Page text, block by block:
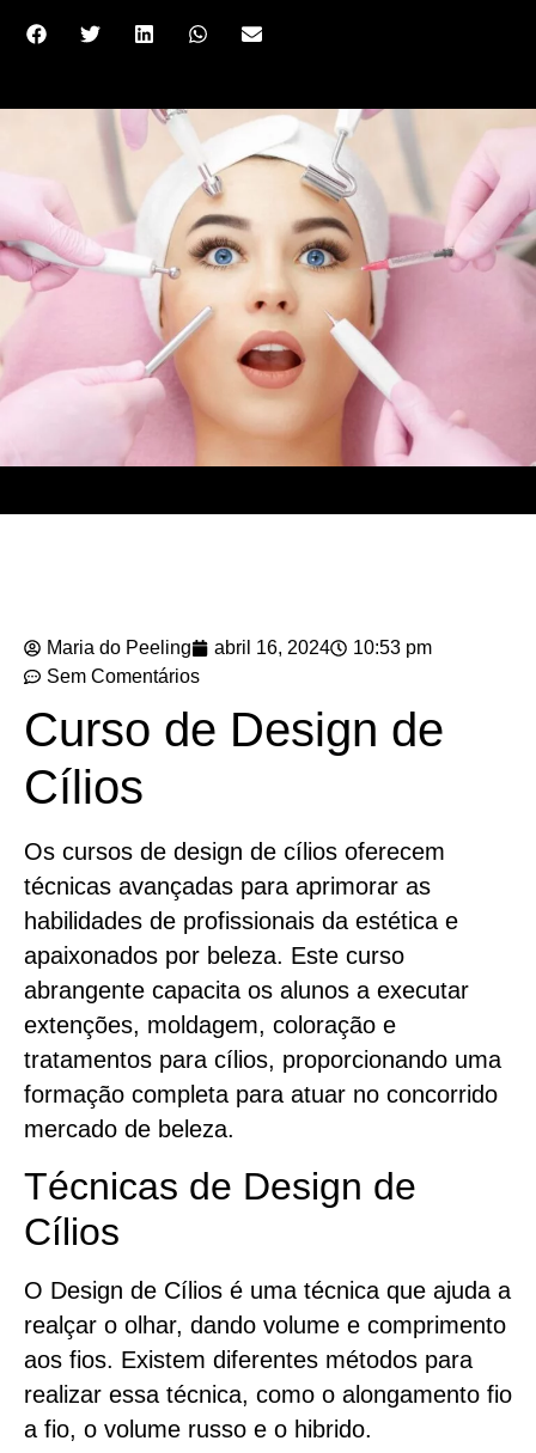
Maria do Peeling abril 16, 2024
10:53 pm
Sem Comentários
Curso de Design de
Cílios
Os cursos de design de cílios oferecem
técnicas avançadas para aprimorar as
habilidades de profissionais da estética e
apaixonados por beleza. Este curso
abrangente capacita os alunos a executar
extenções, moldagem, coloração e
tratamentos para cílios, proporcionando uma
formação completa para atuar no concorrido
mercado de beleza.
Técnicas de Design de
Cílios
O Design de Cílios é uma técnica que ajuda a
realçar o olhar, dando volume e comprimento
aos fios. Existem diferentes métodos para
realizar essa técnica, como o alongamento fio
a fio, o volume russo e o hibrido.